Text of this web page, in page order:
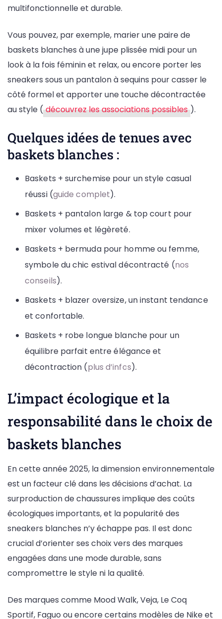
multifonctionnelle et durable.
Vous pouvez, par exemple, marier une paire de
baskets blanches à une jupe plissée midi pour un
look à la fois féminin et relax, ou encore porter les
sneakers sous un pantalon à sequins pour casser le
côté formel et apporter une touche décontractée
au style ( découvrez les associations possibles ).
Quelques idées de tenues avec
baskets blanches :
Baskets + surchemise pour un style casual
réussi (guide complet).
Baskets + pantalon large & top court pour
mixer volumes et légèreté.
Baskets + bermuda pour homme ou femme,
symbole du chic estival décontracté (nos
conseils).
Baskets + blazer oversize, un instant tendance
et confortable.
Baskets + robe longue blanche pour un
équilibre parfait entre élégance et
décontraction (plus d’infos).
L’impact écologique et la
responsabilité dans le choix de
baskets blanches
En cette année 2025, la dimension environnementale
est un facteur clé dans les décisions d’achat. La
surproduction de chaussures implique des coûts
écologiques importants, et la popularité des
sneakers blanches n’y échappe pas. Il est donc
crucial d’orienter ses choix vers des marques
engagées dans une mode durable, sans
compromettre le style ni la qualité.
Des marques comme Mood Walk, Veja, Le Coq
Sportif, Faguo ou encore certains modèles de Nike et